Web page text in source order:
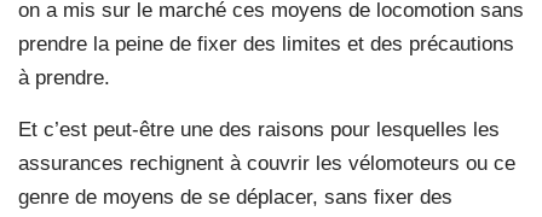
on a mis sur le marché ces moyens de locomotion sans
prendre la peine de fixer des limites et des précautions
à prendre.
Et c’est peut-être une des raisons pour lesquelles les
assurances rechignent à couvrir les vélomoteurs ou ce
genre de moyens de se déplacer, sans fixer des